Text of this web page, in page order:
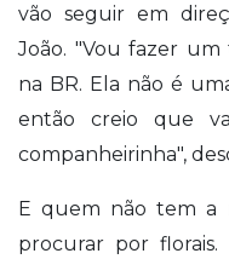
vão seguir em
João. "Vou fazer
na BR. Ela não é
então creio que
companheirinha",
E quem não tem a
procurar por florais.